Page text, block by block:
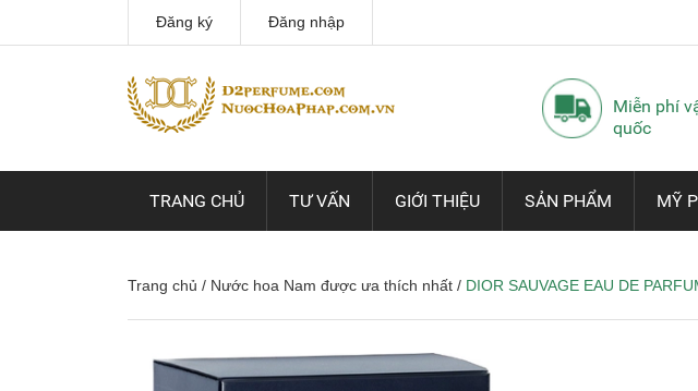
Đăng ký Đăng nhập
Miễn phí
quốc
TRANG CHỦ TƯ VẤN GIỚI THIỆU SẢN PHẨM MỸ
Trang chủ / Nước hoa Nam được ưa thích nhất / DIOR SAUVAGE EAU DE